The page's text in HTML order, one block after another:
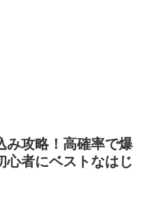
み攻略！高確率で爆
心者にベストなはじ